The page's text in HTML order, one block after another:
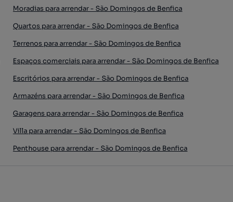
Moradias para arrendar - São Domingos de Benfica
Quartos para arrendar - São Domingos de Benfica
Terrenos para arrendar - São Domingos de Benfica
Espaços comerciais para arrendar - São Domingos de Benfica
Escritórios para arrendar - São Domingos de Benfica
Armazéns para arrendar - São Domingos de Benfica
Garagens para arrendar - São Domingos de Benfica
Villa para arrendar - São Domingos de Benfica
Penthouse para arrendar - São Domingos de Benfica